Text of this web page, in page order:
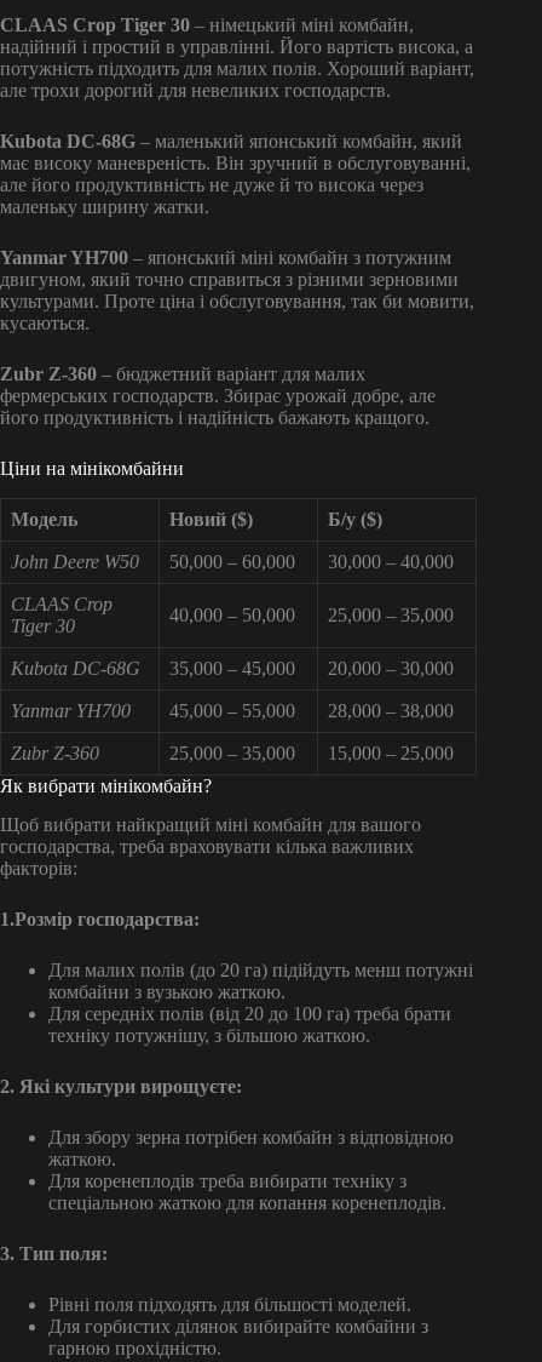
CLAAS Crop Tiger 30 – німецький міні комбайн,
надійний і простий в управлінні. Його вартість висока, а
потужність підходить для малих полів. Хороший варіант,
але трохи дорогий для невеликих господарств.
Kubota DC-68G – маленький японський комбайн, який
має високу маневреність. Він зручний в обслуговуванні,
але його продуктивність не дуже й то висока через
маленьку ширину жатки.
Yanmar YH700 – японський міні комбайн з потужним
двигуном, який точно справиться з різними зерновими
культурами. Проте ціна і обслуговування, так би мовити,
кусаються.
Zubr Z-360 – бюджетний варіант для малих
фермерських господарств. Збирає урожай добре, але
його продуктивність і надійність бажають кращого.
Ціни на мінікомбайни
Модель Новий ($) Б/у ($)
John Deere W50 50,000 – 60,000 30,000 – 40,000
CLAAS Crop
Tiger 30
40,000 – 50,000 25,000 – 35,000
Kubota DC-68G 35,000 – 45,000 20,000 – 30,000
Yanmar YH700 45,000 – 55,000 28,000 – 38,000
Zubr Z-360 25,000 – 35,000
15,000 – 25,000
Як вибрати мінікомбайн?
Щоб вибрати найкращий міні комбайн для вашого
господарства, треба враховувати кілька важливих
факторів:
1.Розмір господарства:
Для малих полів (до 20 га) підійдуть менш потужні
комбайни з вузькою жаткою.
Для середніх полів (від 20 до 100 га) треба брати
техніку потужнішу, з більшою жаткою.
2. Які культури вирощуєте:
Для збору зерна потрібен комбайн з відповідною
жаткою.
Для коренеплодів треба вибирати техніку з
спеціальною жаткою для копання коренеплодів.
3. Тип поля:
Рівні поля підходять для більшості моделей.
Для горбистих ділянок вибирайте комбайни з
гарною прохідністю.